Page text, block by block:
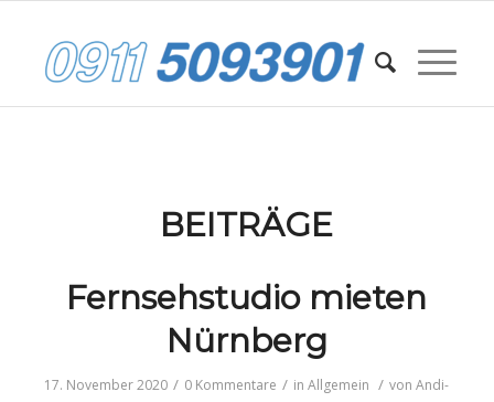
BEITRÄGE
Fernsehstudio mieten
Nürnberg
17. November 2020 / 0 Kommentare / inAllgemein / vonAndi-